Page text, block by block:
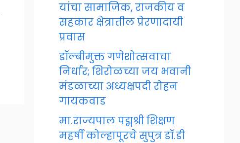
यांचा सामाजिक, राजकीय व
सहकार क्षेत्रातील प्रेरणादायी
प्रवास
डॉल्बीमुक्त गणेशोत्सवाचा
निर्धार; शिरोळच्या जय भवानी
मंडळाच्या अध्यक्षपदी रोहन
गायकवाड
मा.राज्यपाल पद्मश्री शिक्षण
महर्षी कोल्हापूरचे सुपुत्र डॉ.डी